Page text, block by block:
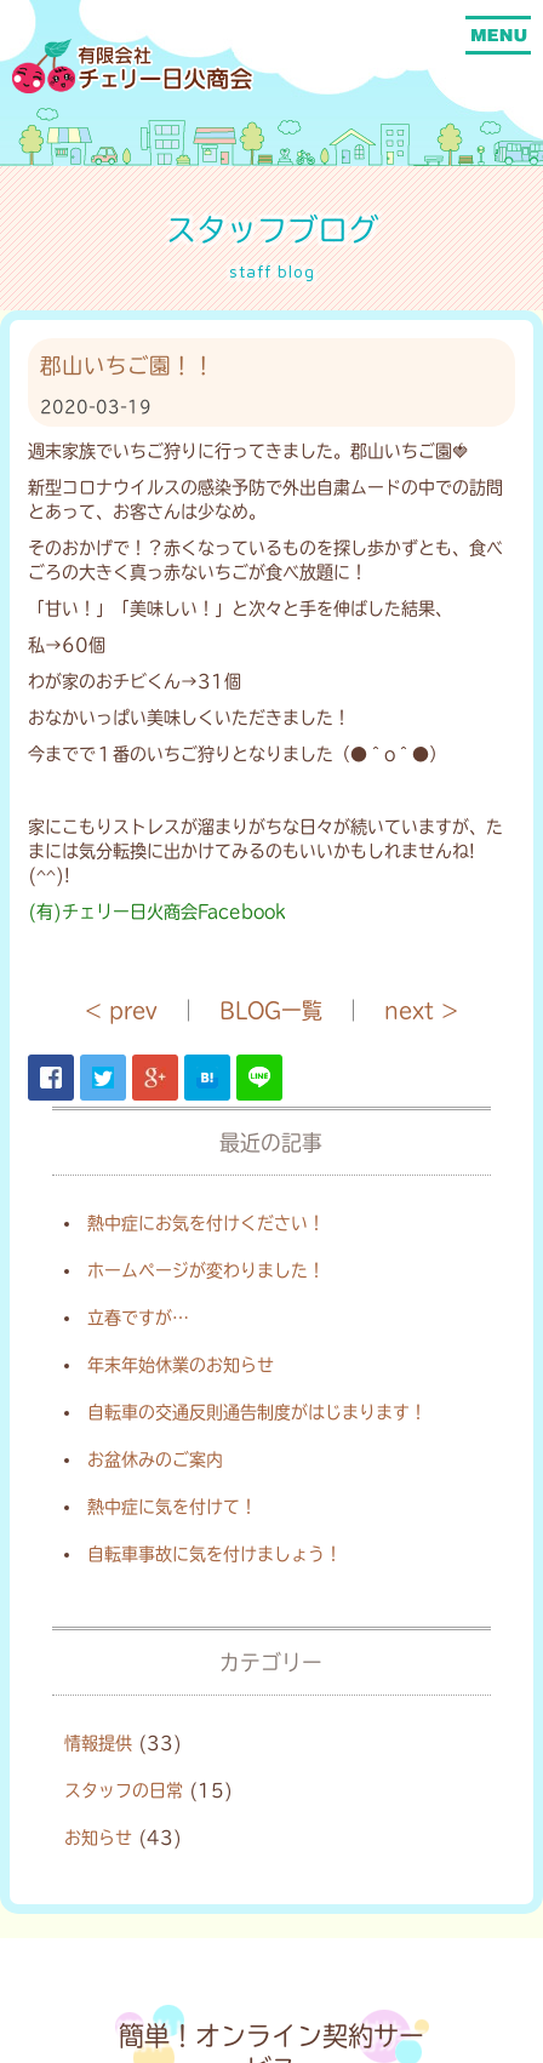
スタッフブログ
staff blog
郡山いちご園！！
2020-03-19
週末家族でいちご狩りに行ってきました。郡山いちご園🍓
新型コロナウイルスの感染予防で外出自粛ムードの中での訪問
とあって、お客さんは少なめ。
そのおかげで！？赤くなっているものを探し歩かずとも、食べ
ごろの大きく真っ赤ないちごが食べ放題に！
「甘い！」「美味しい！」と次々と手を伸ばした結果、
私→60個
わが家のおチビくん→31個
おなかいっぱい美味しくいただきました！
今までで１番のいちご狩りとなりました（●＾o＾●）
家にこもりストレスが溜まりがちな日々が続いていますが、た
まには気分転換に出かけてみるのもいいかもしれませんね!
(^^)!
(有)チェリー日火商会Facebook
< prev BLOG一覧 next >
最近の記事
熱中症にお気を付けください！
ホームページが変わりました！
立春ですが…
年末年始休業のお知らせ
自転車の交通反則通告制度がはじまります！
お盆休みのご案内
熱中症に気を付けて！
自転車事故に気を付けましょう！
カテゴリー
情報提供 (33)
スタッフの日常 (15)
お知らせ (43)
簡単！オンライン契約サー